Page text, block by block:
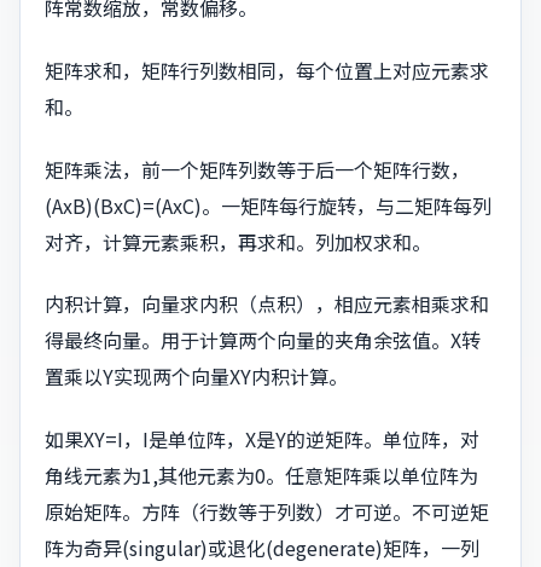
阵常数缩放，常数偏移。
矩阵求和，矩阵行列数相同，每个位置上对应元素求
和。
矩阵乘法，前一个矩阵列数等于后一个矩阵行数，
(AxB)(BxC)=(AxC)。一矩阵每行旋转，与二矩阵每列
对齐，计算元素乘积，再求和。列加权求和。
内积计算，向量求内积（点积），相应元素相乘求和
得最终向量。用于计算两个向量的夹角余弦值。X转
置乘以Y实现两个向量XY内积计算。
如果XY=I，I是单位阵，X是Y的逆矩阵。单位阵，对
角线元素为1,其他元素为0。任意矩阵乘以单位阵为
原始矩阵。方阵（行数等于列数）才可逆。不可逆矩
阵为奇异(singular)或退化(degenerate)矩阵，一列